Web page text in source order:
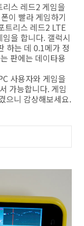
스 레드2 게임을
이 빨라 게임하기
트리스 레드2 LTE
을 합니다. 갤럭시
하는 데 0.1메가 정
판에는 데이타용
사용자와 게임을
가능합니다. 게임
으니 감상해보세요.